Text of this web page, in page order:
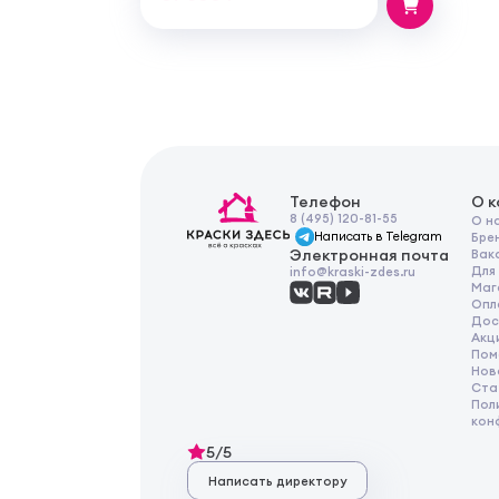
Телефон
8 (495) 120-81-55
Написать в Telegram
Электронная почта
info@kraski-zdes.ru
5/5
Написать директору
О
О
Для